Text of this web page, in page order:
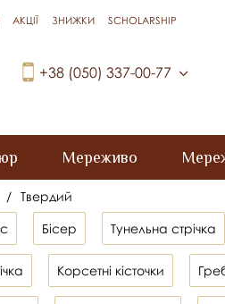
АКЦІЇ ЗНИЖКИ SCHOLARSHIP
+38 (050) 337-00-77
Мереживо
/ Твердий
Бісер Тунельна стрічка
Корсетні кісточки